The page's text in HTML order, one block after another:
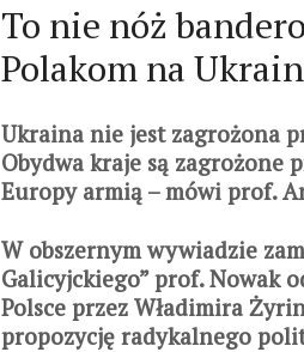
To nie nóż
Polakom na
Ukraina nie jest zagrożona
Obydwa kraje są zagrożone
Europy armią – mówi prof.
W obszernym wywiadzie
Galicyjckiego” prof. Nowak
Polsce przez Władimira
propozycję radykalnego